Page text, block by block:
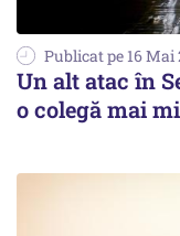
Publicat pe 16 Mai
Un alt atac în
o colegă mai